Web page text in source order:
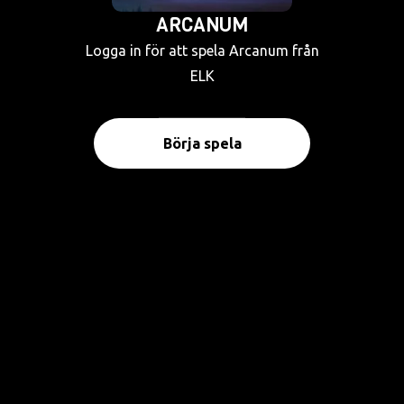
ARCANUM
Logga in för att spela Arcanum från
ELK
Börja spela